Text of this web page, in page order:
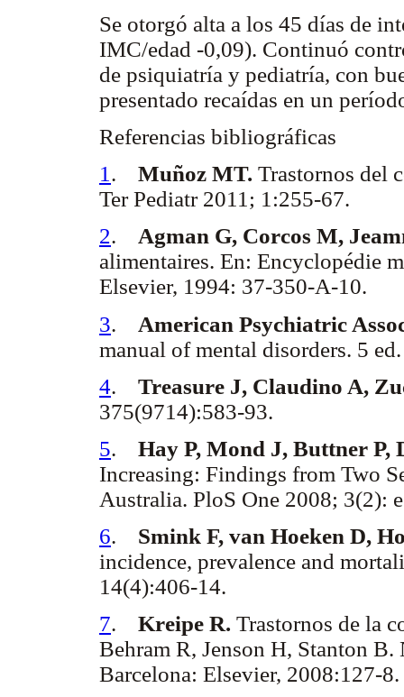
Se otorgó alta a los 45 días de
IMC/edad -0,09). Continuó
de psiquiatría y pediatría, con
presentado recaídas en un
Referencias bibliográficas
1 . Muñoz MT. Trastornos del
Ter Pediatr 2011; 1:255-67.
2. Agman G, Corcos M,
alimentaires. En: Encyclopédie
Elsevier, 1994: 37-350-A-10.
3. American Psychiatric
manual of mental disorders. 5
4. Treasure J, Claudino A,
375(9714):583-93.
5. Hay P, Mond J, Buttner P,
Increasing: Findings from Two
Australia. PloS One 2008; 3(2):
6. Smink F, van Hoeken D,
incidence, prevalence and
14(4):406-14.
7. Kreipe R. Trastornos de la
Behram R, Jenson H, Stanton
Barcelona: Elsevier, 2008:127-